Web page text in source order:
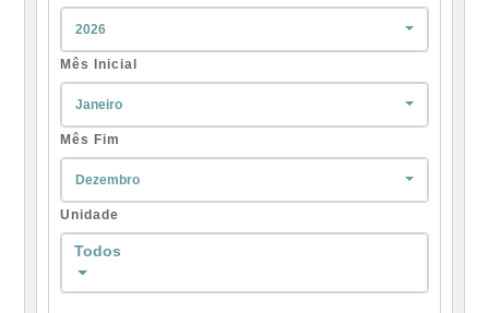
2026
Mês Inicial
Janeiro
Mês Fim
Dezembro
Unidade
Todos